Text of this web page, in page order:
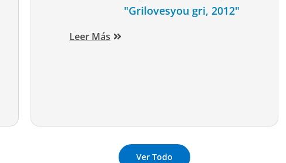
"Grilovesyou gri, 2012"
Leer Más
Ver Todo